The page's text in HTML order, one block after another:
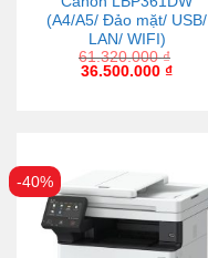
(A4/A5/ Đảo mặt/ USB/
LAN/ WIFI)
61.320.000₫
36.500.000 ₫
-40%